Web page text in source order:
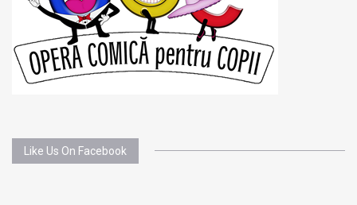
Like Us On Facebook